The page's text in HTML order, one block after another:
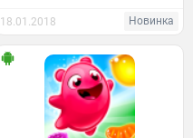
18.01.2018 Новинка